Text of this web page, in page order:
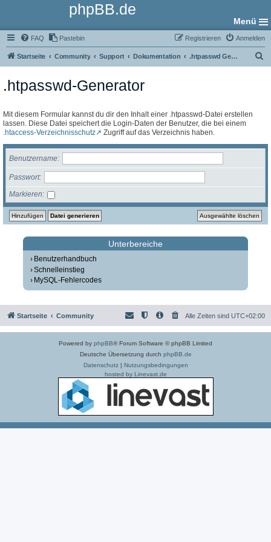
phpBB.de
Menü
FAQ Pastebin Anmelden
Registrieren
Startseite Community Support Dokumentation .htpasswd Generator
.htpasswd-Generator
Mit diesem Formular kannst du dir den Inhalt einer .htpasswd-Datei erstellen
lassen. Diese Datei speichert die Login-Daten der Benutzer, die bei einem
.htaccess-Verzeichnisschutz
Zugriff auf das Verzeichnis haben.
Benutzername
Passwort
Markieren
Unterbereiche
Benutzerhandbuch
Schnelleinstieg
MySQL-Fehlercodes
Startseite Community Alle Zeiten sind UTC+02:00
Powered by phpBB® Forum Software © phpBB Limited
Deutsche Übersetzung durch phpBB.de
Datenschutz|
Nutzungsbedingungen
hosted by Linevast.de